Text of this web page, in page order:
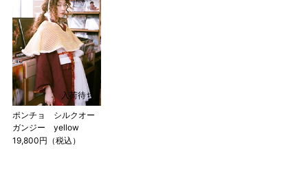
L
～165cm
LL
入荷待ち
ポンチョ シルクオー
ガンジー yellow
19,800円（税込）